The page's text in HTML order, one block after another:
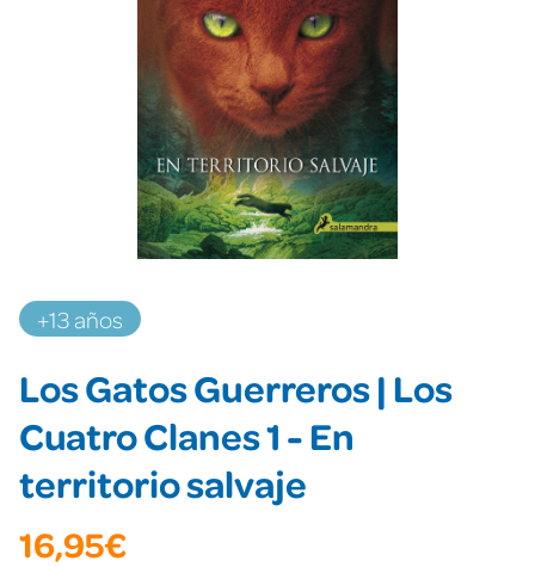
+13 años
Los Gatos Guerreros | Los
Cuatro Clanes 1 - En
territorio salvaje
16,95€